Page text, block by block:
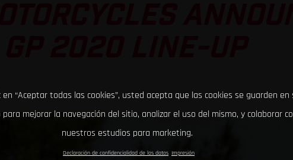
en “Aceptar todas las cookies”, usted acepta que las cookies se guarden en
mejorar la navegación del sitio, analizar el uso del mismo, y colaborar
nuestros estudios para marketing.
Declaración de confidencialidad de los datos Impresión